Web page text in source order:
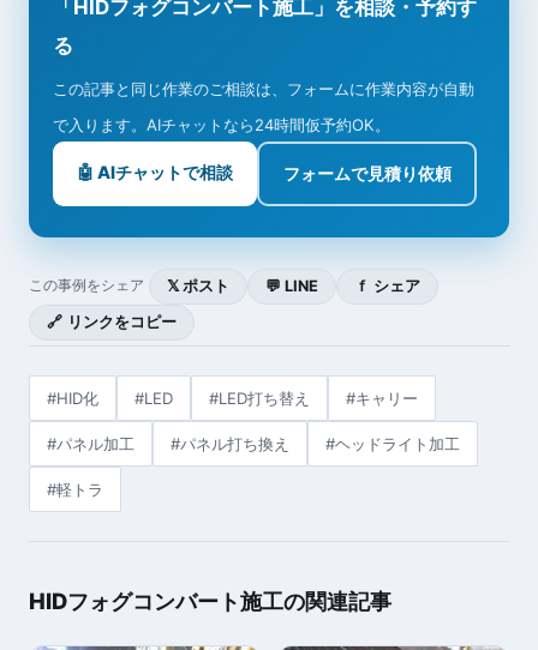
「HIDフォグコンバート施工」を相談・予約す
る
この記事と同じ作業のご相談は、フォームに作業内容が自動
で入ります。AIチャットなら24時間仮予約OK。
🤖 AIチャットで相談 フォームで見積り依頼
この事例をシェア 𝕏 ポスト 💬 LINE
ｆ シェア
🔗 リンクをコピー
#HID化 #LED #LED打ち替え #キャリー
#パネル加工 #パネル打ち換え #ヘッドライト加工
#軽トラ
HIDフォグコンバート施工の関連記事